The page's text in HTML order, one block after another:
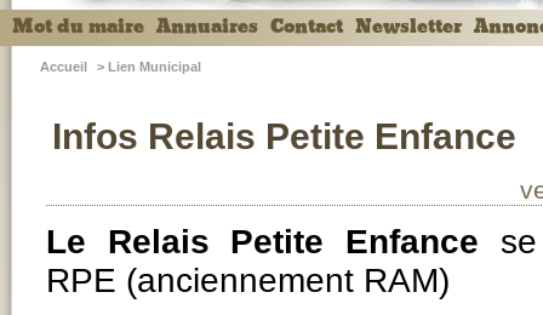
Mot du maire Annuaires Contact Newsletter
Accueil > Lien Municipal
Infos Relais Petite Enfance
Le Relais Petite Enfance
RPE (anciennement RAM)